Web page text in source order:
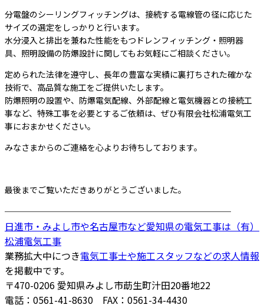
分電盤のシーリングフィッチングは、接続する電線管の径に応じた
サイズの選定をしっかりと行います。
水分浸入と排出を兼ねた性能をもつドレンフィッチング・照明器
具、照明設備の防爆設計に関してもお気軽にご相談ください。
定められた法律を遵守し、長年の豊富な実績に裏打ちされた確かな
技術で、高品質な施工をご提供いたします。
防爆照明の設置や、防爆電気配線、外部配線と電気機器との接続工
事など、特殊工事を必要とするご依頼は、ぜひ有限会社松浦電気工
事におまかせください。
みなさまからのご連絡を心よりお待ちしております。
最後までご覧いただきありがとうございました。
────────────────────────
日進市・みよし市や名古屋市など愛知県の電気工事は（有）
松浦電気工事
業務拡大中につき電気工事士や施工スタッフなどの求人情報
を掲載中です。
〒470-0206 愛知県みよし市莇生町汁田20番地22
電話：0561-41-8630 FAX：0561-34-4430